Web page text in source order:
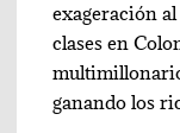
exageración
clases en
ganando los